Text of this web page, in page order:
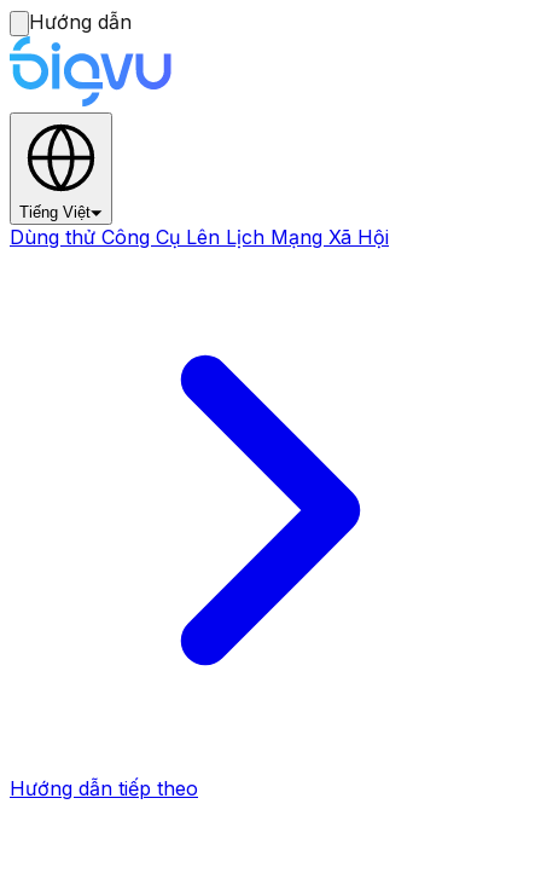
Hướng dẫn
Tiếng Việt
Dùng thử Công Cụ Lên Lịch Mạng Xã Hội
Hướng dẫn tiếp theo